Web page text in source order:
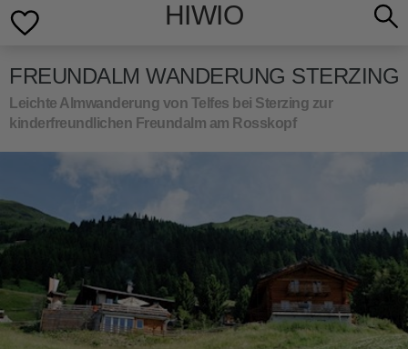
HIWIO
FREUNDALM WANDERUNG STERZING
Leichte Almwanderung von Telfes bei Sterzing zur
kinderfreundlichen Freundalm am Rosskopf